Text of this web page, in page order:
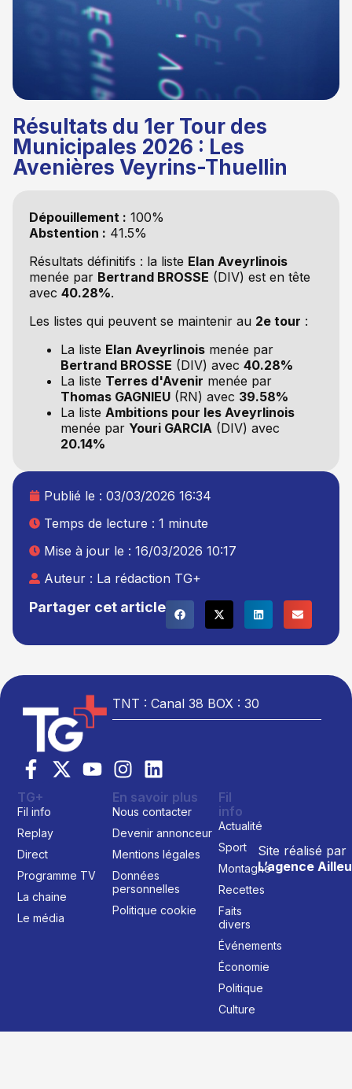
Résultats du 1er Tour des
Municipales 2026 : Les
Avenières Veyrins-Thuellin
Dépouillement : 100%
Abstention : 41.5%
Résultats définitifs : la liste Elan Aveyrlinois
menée par Bertrand BROSSE (DIV) est en tête
avec 40.28%.
Les listes qui peuvent se maintenir au 2e tour :
La liste Elan Aveyrlinoismenée par
Bertrand BROSSE (DIV) avec 40.28%
La liste Terres d'Avenir menée par
Thomas GAGNIEU(RN) avec 39.58%
La liste Ambitions pour les Aveyrlinois
menée par Youri GARCIA(DIV) avec
20.14%
Partager cet article
Publié le : 03/03/2026 16:34
Temps de lecture : 1 minute
Mise à jour le : 16/03/2026 10:17
Auteur : La rédaction TG+
TNT : Canal 38 BOX : 30
Site réalisé par
L’agence
TG+
Fil info
Replay
Direct
Programme TV
La chaine
Le média
En savoir plus
Nous contacter
Devenir annonceur
Mentions légales
Données
personnelles
Politique cookie
Fil
info
Actualité
Sport
Montagne
Recettes
Faits
divers
Événements
Économie
Politique
Culture